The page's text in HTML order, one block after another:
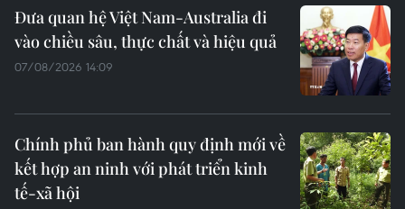
Đưa quan hệ Việt Nam-Australia đi
vào chiều sâu, thực chất và hiệu quả
07/08/2026 14:09
Chính phủ ban hành quy định mới về
kết hợp an ninh với phát triển kinh
tế-xã hội